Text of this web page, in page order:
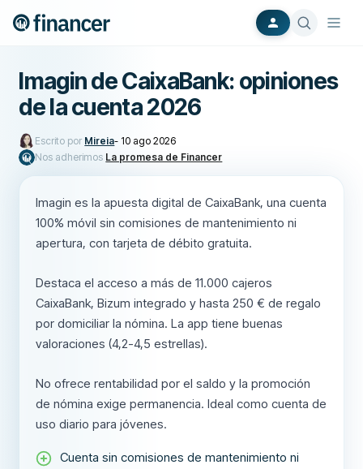
Imagin de CaixaBank: opiniones
de la cuenta 2026
Escrito por Mireia- 10 ago 2026
Nos adherimos La promesa de Financer
Imagin es la apuesta digital de CaixaBank, una cuenta
100% móvil sin comisiones de mantenimiento ni
apertura, con tarjeta de débito gratuita.
Destaca el acceso a más de 11.000 cajeros
CaixaBank, Bizum integrado y hasta 250 € de regalo
por domiciliar la nómina. La app tiene buenas
valoraciones (4,2-4,5 estrellas).
No ofrece rentabilidad por el saldo y la promoción
de nómina exige permanencia. Ideal como cuenta de
uso diario para jóvenes.
Cuenta sin comisiones de mantenimiento ni